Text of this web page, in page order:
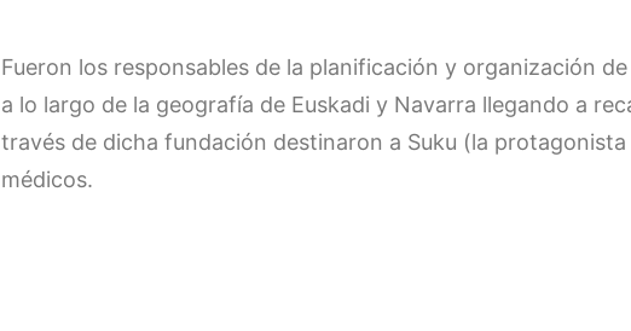
Fueron los responsables de la planificación y organización
a lo largo de la geografía de Euskadi y Navarra llegando a
través de dicha fundación destinaron a Suku (la
médicos.